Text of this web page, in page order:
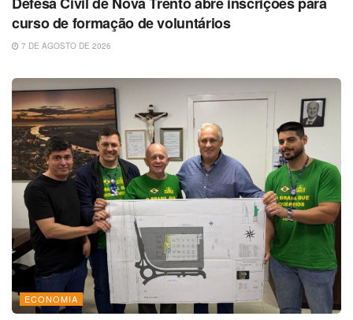
curso de formação de voluntários
7 DE AGOSTO DE 2026
ECONOMIA